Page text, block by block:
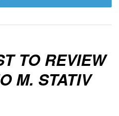
TO REVIEW
M. STATIV